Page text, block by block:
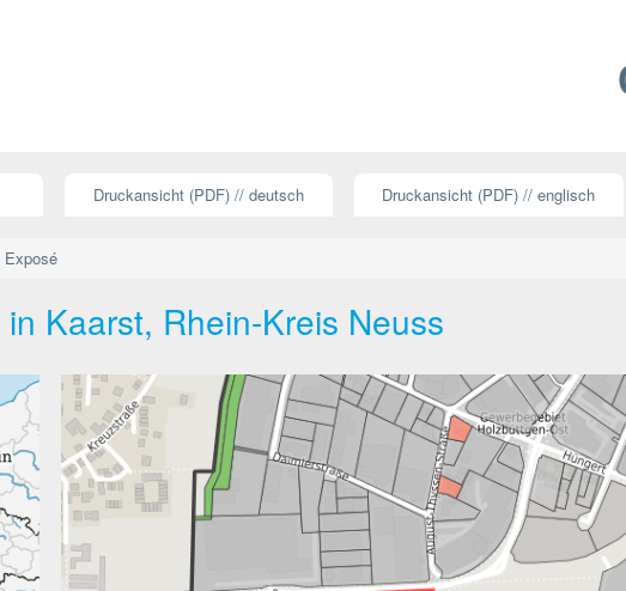
Druckansicht (PDF) // deutsch Druckansicht (PDF) // englisch
Exposé
Kaarst, Rhein-Kreis Neuss